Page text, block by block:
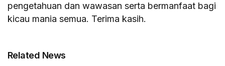
pengetahuan dan wawasan serta bermanfaat bagi
kicau mania semua. Terima kasih.
Related News